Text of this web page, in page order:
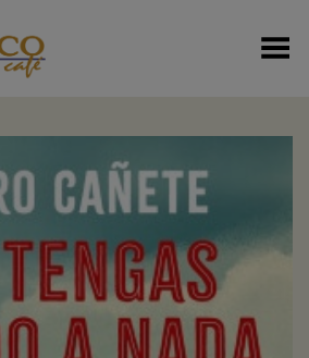
Menú Alterno